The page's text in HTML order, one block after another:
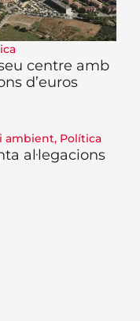
centre amb
d’euros
ambient, Política
al·legacions